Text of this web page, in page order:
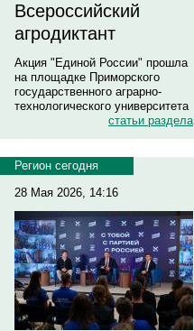
Всероссийский
агродиктант
Акция "Единой России" прошла
на площадке Приморского
государственного аграрно-
технологического университета
статьи раздела
Регион сегодня
28 Мая 2026, 14:16